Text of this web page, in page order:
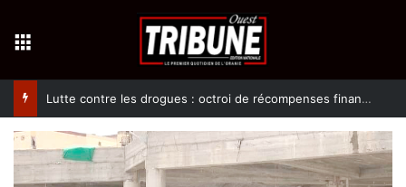
Lutte contre les drogues : octroi de récompenses financières aux dénonciateurs de trafiquants